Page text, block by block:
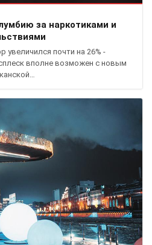
за наркотиками и
увеличился почти на 26% -
вполне возможен с новым